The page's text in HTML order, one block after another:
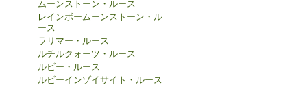
ムーンストーン・ルース
レインボームーンストーン・ル
ース
ラリマー・ルース
ルチルクォーツ・ルース
ルビー・ルース
ルビーインゾイサイト・ルース